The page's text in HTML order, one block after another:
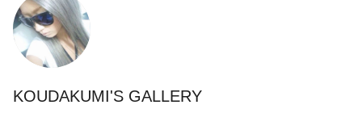
KOUDAKUMI'S GALLERY